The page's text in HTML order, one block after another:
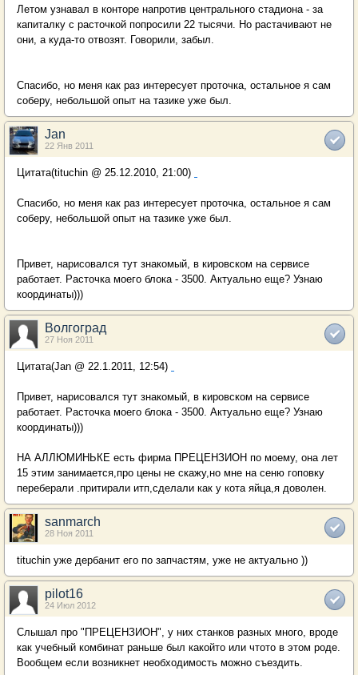
Летом узнавал в конторе напротив центрального стадиона - за
капиталку с расточкой попросили 22 тысячи. Но растачивают не
они, а куда-то отвозят. Говорили, забыл.
Спасибо, но меня как раз интересует проточка, остальное я сам
соберу, небольшой опыт на тазике уже был.
Jan
22 Янв 2011
Цитата(tituchin @ 25.12.2010, 21:00)
Спасибо, но меня как раз интересует проточка, остальное я сам
соберу, небольшой опыт на тазике уже был.
Привет, нарисовался тут знакомый, в кировском на сервисе
работает. Расточка моего блока - 3500. Актуально еще? Узнаю
координаты)))
Волгоград
27 Ноя 2011
Цитата(Jan @ 22.1.2011, 12:54)
Привет, нарисовался тут знакомый, в кировском на сервисе
работает. Расточка моего блока - 3500. Актуально еще? Узнаю
координаты)))
НА АЛЛЮМИНЬКЕ есть фирма ПРЕЦЕНЗИОН по моему, она лет
15 этим занимается,про цены не скажу,но мне на сеню гоповку
переберали .притирали итп,сделали как у кота яйца,я доволен.
sanmarch
28 Ноя 2011
tituchin уже дербанит его по запчастям, уже не актуально ))
pilot16
24 Июл 2012
Слышал про "ПРЕЦЕНЗИОН", у них станков разных много, вроде
как учебный комбинат раньше был какойто или чтото в этом роде.
Вообщем если возникнет необходимость можно съездить.